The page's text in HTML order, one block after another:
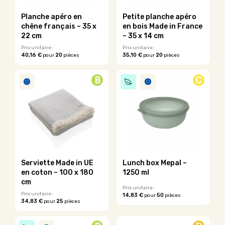
la
page
du
produit
sur
page
produit
Planche apéro en
chêne français – 35 x
22 cm
Prix unitaire :
40,16 € pour20 pièces
a
variations.
Les
options
peuvent
sur
produit
Petite planche apéro
en bois Made in France
– 35 x 14 cm
Prix unitaire :
35,10 €pour20pièces
produit
a
plusieurs
variations.
options
sur
la
du
produit
B
Serviette Made in UE
en coton – 100 x 180
cm
Prix unitaire :
34,83 € pour25 pièces
produit
C
Lunch box Mepal –
1250 ml
Prix unitaire :
14,83 €pour50pièces